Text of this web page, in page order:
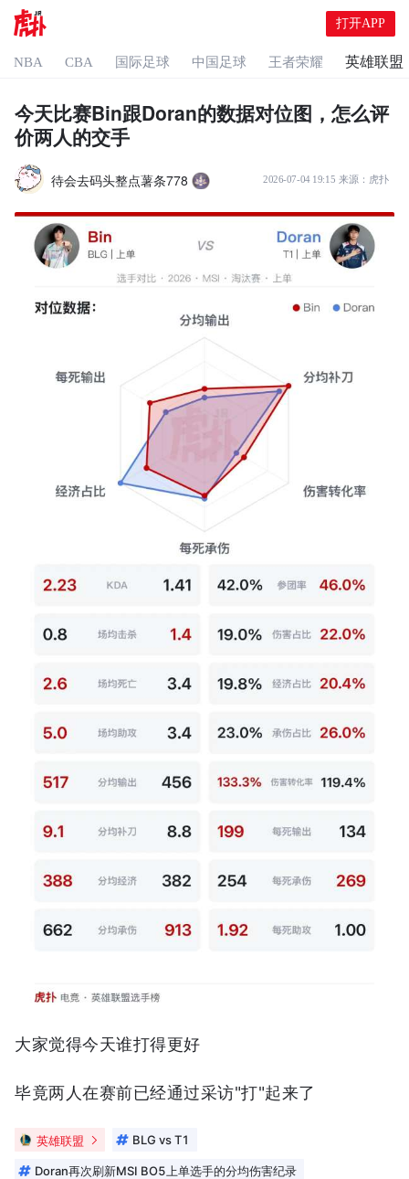
打开APP
NBA CBA 国际足球 中国足球 王者荣耀 英雄联盟
今天比赛Bin跟Doran的数据对位图，怎么评
价两人的交手
待会去码头整点薯条778 2026-07-04 19:15 来源： 虎扑
大家觉得今天谁打得更好
毕竟两人在赛前已经通过采访"打"起来了
英雄联盟 BLG vs T1
Doran再次刷新MSI BO5上单选手的分均伤害纪录